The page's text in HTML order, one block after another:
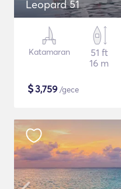
Leopard 51
Katamaran
51 ft
16 m
$3,759 /gece